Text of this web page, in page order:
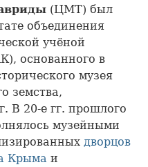
(ЦМТ) был
объединения
учёной
основанного в
музея
земства,
В 20-е гг. прошлого
музейными
дворцов
Крыма и